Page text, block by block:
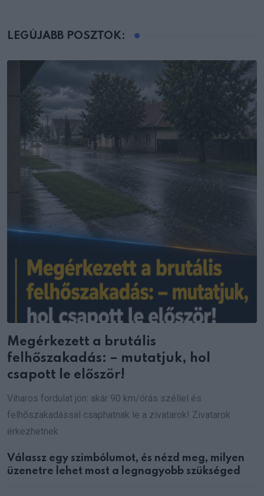
LEGÚJABB POSZTOK:
Megérkezett a brutális
felhőszakadás: – mutatjuk, hol
csapott le először!
Viharos fordulat jön: akár 90 km/órás széllel és
felhőszakadással csaphatnak le a zivatarok! Zivatarok
érkezhetnek
Válassz egy szimbólumot, és nézd meg, milyen
üzenetre lehet most a legnagyobb szükséged